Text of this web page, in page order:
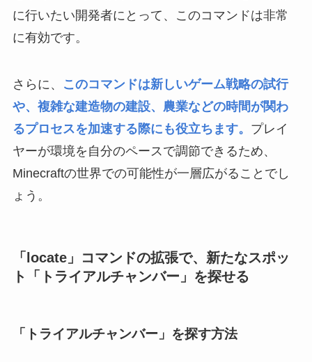
に行いたい開発者にとって、このコマンドは非常
に有効です。
さらに、
このコマンドは新しいゲーム戦略の試行
や、複雑な建造物の建設、農業などの時間が関わ
るプロセスを加速する際にも役立ちます。 プレイ
ヤーが環境を自分のペースで調節できるため、
Minecraftの世界での可能性が一層広がることでし
ょう。
「locate」コマンドの拡張で、新たなスポッ
ト「トライアルチャンバー」を探せる
「トライアルチャンバー」を探す方法